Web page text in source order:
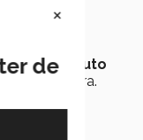
en el Instituto
a la Dra.
×
de